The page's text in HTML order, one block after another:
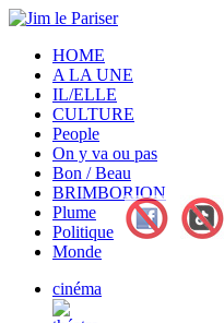
HOME
A LA UNE
IL/ELLE
CULTURE
People
On y va ou pas
Bon / Beau
BRIMBORION
Plume
Politique
Monde
cinéma